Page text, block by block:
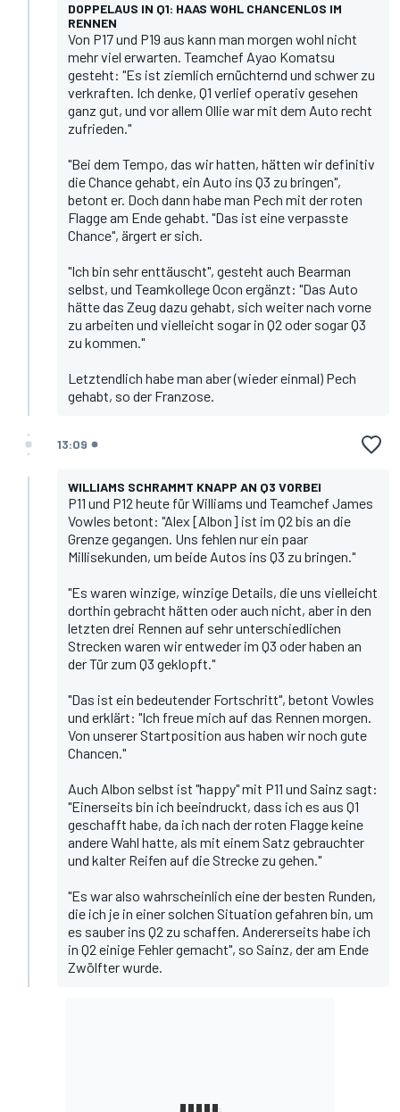
DOPPELAUS IN Q1: HAAS WOHL CHANCENLOS IM
RENNEN
Von P17 und P19 aus kann man morgen wohl nicht
mehr viel erwarten. Teamchef Ayao Komatsu
gesteht: "Es ist ziemlich ernüchternd und schwer zu
verkraften. Ich denke, Q1 verlief operativ gesehen
ganz gut, und vor allem Ollie war mit dem Auto recht
zufrieden."
"Bei dem Tempo, das wir hatten, hätten wir definitiv
die Chance gehabt, ein Auto ins Q3 zu bringen",
betont er. Doch dann habe man Pech mit der roten
Flagge am Ende gehabt. "Das ist eine verpasste
Chance", ärgert er sich.
"Ich bin sehr enttäuscht", gesteht auch Bearman
selbst, und Teamkollege Ocon ergänzt: "Das Auto
hätte das Zeug dazu gehabt, sich weiter nach vorne
zu arbeiten und vielleicht sogar in Q2 oder sogar Q3
zu kommen."
Letztendlich habe man aber (wieder einmal) Pech
gehabt, so der Franzose.
13:09
WILLIAMS SCHRAMMT KNAPP AN Q3 VORBEI
P11 und P12 heute für Williams und Teamchef James
Vowles betont: "Alex [Albon] ist im Q2 bis an die
Grenze gegangen. Uns fehlen nur ein paar
Millisekunden, um beide Autos ins Q3 zu bringen."
"Es waren winzige, winzige Details, die uns vielleicht
dorthin gebracht hätten oder auch nicht, aber in den
letzten drei Rennen auf sehr unterschiedlichen
Strecken waren wir entweder im Q3 oder haben an
der Tür zum Q3 geklopft."
"Das ist ein bedeutender Fortschritt", betont Vowles
und erklärt: "Ich freue mich auf das Rennen morgen.
Von unserer Startposition aus haben wir noch gute
Chancen."
Auch Albon selbst ist "happy" mit P11 und Sainz sagt:
"Einerseits bin ich beeindruckt, dass ich es aus Q1
geschafft habe, da ich nach der roten Flagge keine
andere Wahl hatte, als mit einem Satz gebrauchter
und kalter Reifen auf die Strecke zu gehen."
"Es war also wahrscheinlich eine der besten Runden,
die ich je in einer solchen Situation gefahren bin, um
es sauber ins Q2 zu schaffen. Andererseits habe ich
in Q2 einige Fehler gemacht", so Sainz, der am Ende
Zwölfter wurde.